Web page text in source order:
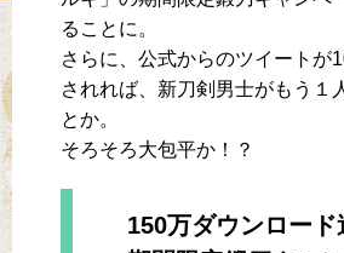
ることに。
さらに、公式からのツイートが
されれば、新刀剣男士がもう１
とか。
そろそろ大包平か！？
150万ダウンロード